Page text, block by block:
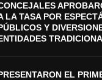
LA TASA POR
Y
EL